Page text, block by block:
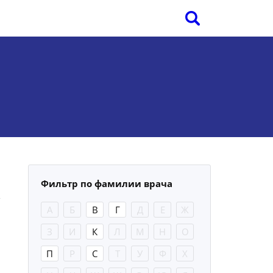
Фильтр по фамилии врача
А Б В Г Д Е
Ж
З
И К Л М Н
О
П
Р С Т У Ф
Х